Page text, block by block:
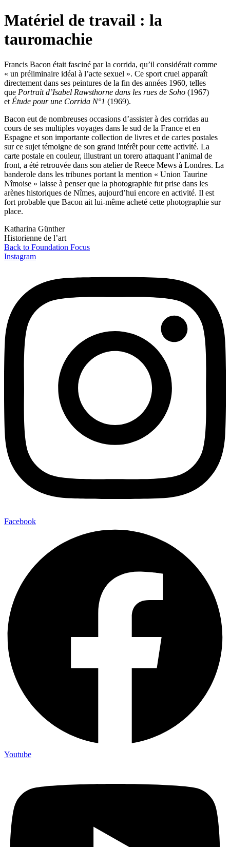
Matériel de travail : la
tauromachie
Francis Bacon était fasciné par la corrida, qu’il considérait comme
« un préliminaire idéal à l’acte sexuel ». Ce sport cruel apparaît
directement dans ses peintures de la fin des années 1960, telles
que Portrait d’Isabel Rawsthorne dans les rues de Soho (1967)
et Étude pour une Corrida N°1 (1969).
Bacon eut de nombreuses occasions d’assister à des corridas au
cours de ses multiples voyages dans le sud de la France et en
Espagne et son importante collection de livres et de cartes postales
sur ce sujet témoigne de son grand intérêt pour cette activité. La
carte postale en couleur, illustrant un torero attaquant l’animal de
front, a été retrouvée dans son atelier de Reece Mews à Londres. La
banderole dans les tribunes portant la mention « Union Taurine
Nîmoise » laisse à penser que la photographie fut prise dans les
arènes historiques de Nîmes, aujourd’hui encore en activité. Il est
fort probable que Bacon ait lui-même acheté cette photographie sur
place.
Katharina Günther
Historienne de l’art
Back to Foundation Focus
Instagram
Facebook
Youtube